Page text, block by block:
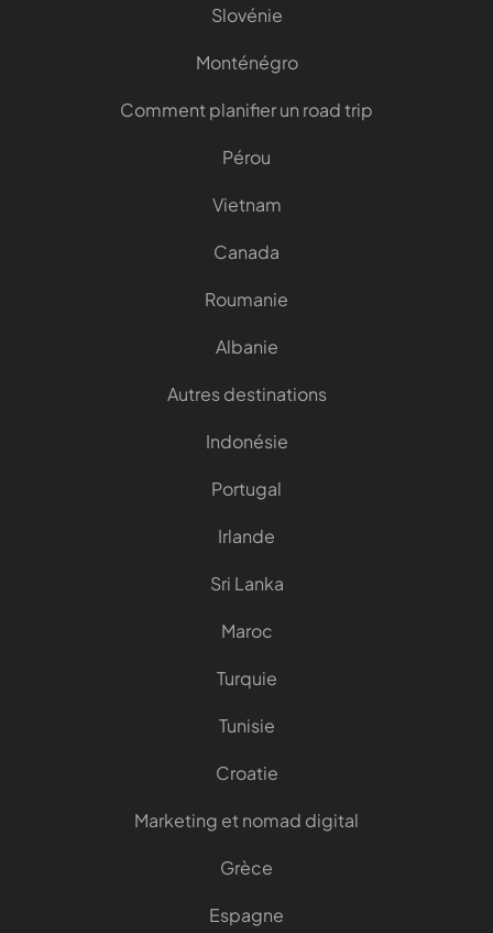
Slovénie
Monténégro
Comment planifier un road trip
Pérou
Vietnam
Canada
Roumanie
Albanie
Autres destinations
Indonésie
Portugal
Irlande
Sri Lanka
Maroc
Turquie
Tunisie
Croatie
Marketing et nomad digital
Grèce
Espagne